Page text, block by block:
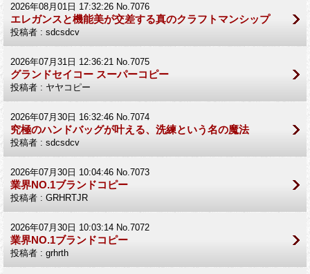
2026年08月01日 17:32:26 No.7076
エレガンスと機能美が交差する真のクラフトマンシップ
投稿者 : sdcsdcv
2026年07月31日 12:36:21 No.7075
グランドセイコー スーパーコピー
投稿者 : ヤヤコピー
2026年07月30日 16:32:46 No.7074
究極のハンドバッグが叶える、洗練という名の魔法
投稿者 : sdcsdcv
2026年07月30日 10:04:46 No.7073
業界NO.1ブランドコピー
投稿者 : GRHRTJR
2026年07月30日 10:03:14 No.7072
業界NO.1ブランドコピー
投稿者 : grhrth